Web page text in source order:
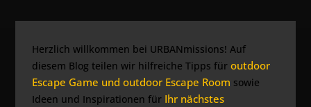
Herzlich willkommen bei URBANmissions! Auf
diesem Blog teilen wir hilfreiche Tipps füroutdoor
Escape Game und outdoor Escape Room sowie
Ideen und Inspirationen für Ihr nächstes